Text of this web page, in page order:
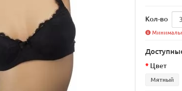
Кол-во
Цвет
Мятный